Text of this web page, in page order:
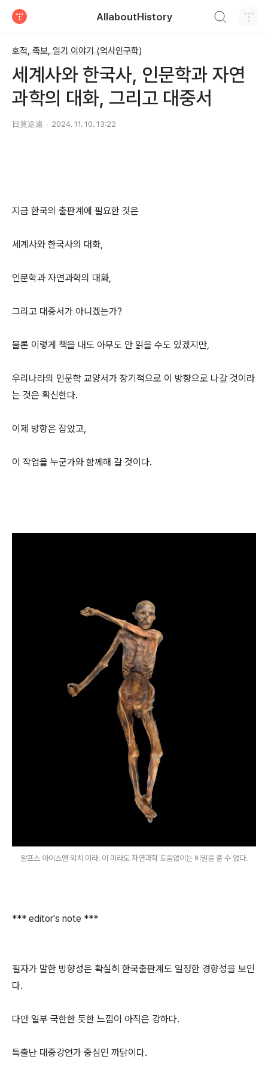
AllaboutHistory
호적, 족보, 일기 이야기 (역사인구학)
세계사와 한국사, 인문학과 자연
과학의 대화, 그리고 대중서
日莫途遠 2024. 11. 10. 13:22
지금 한국의 출판계에 필요한 것은
세계사와 한국사의 대화,
인문학과 자연과학의 대화,
그리고 대중서가 아니겠는가?
물론 이렇게 책을 내도 아무도 안 읽을 수도 있겠지만,
우리나라의 인문학 교양서가 장기적으로 이 방향으로 나갈 것이라
는 것은 확신한다.
이제 방향은 잡았고,
이 작업을 누군가와 함께해 갈 것이다.
알프스 아이스맨 외치 미라. 이 미라도 자연과학 도움없이는 비밀을 풀 수 없다.
*** editor's note ***
필자가 말한 방향성은 확실히 한국출판계도 일정한 경향성을 보인
다.
다만 일부 국한한 듯한 느낌이 아직은 강하다.
특출난 대중강연가 중심인 까닭이다.